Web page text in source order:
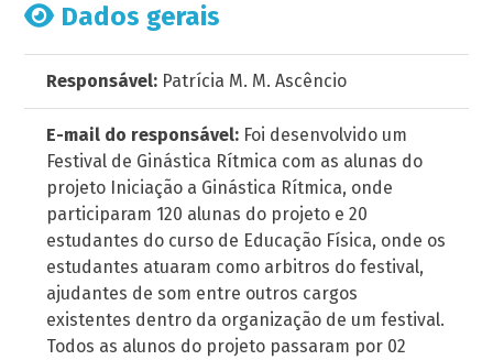
Dados gerais
Responsável: Patrícia M. M. Ascêncio
E-mail do responsável: Foi desenvolvido um
Festival de Ginástica Rítmica com as alunas do
projeto Iniciação a Ginástica Rítmica, onde
participaram 120 alunas do projeto e 20
estudantes do curso de Educação Física, onde os
estudantes atuaram como arbitros do festival,
ajudantes de som entre outros cargos
existentes dentro da organização de um festival.
Todos as alunos do projeto passaram por 02